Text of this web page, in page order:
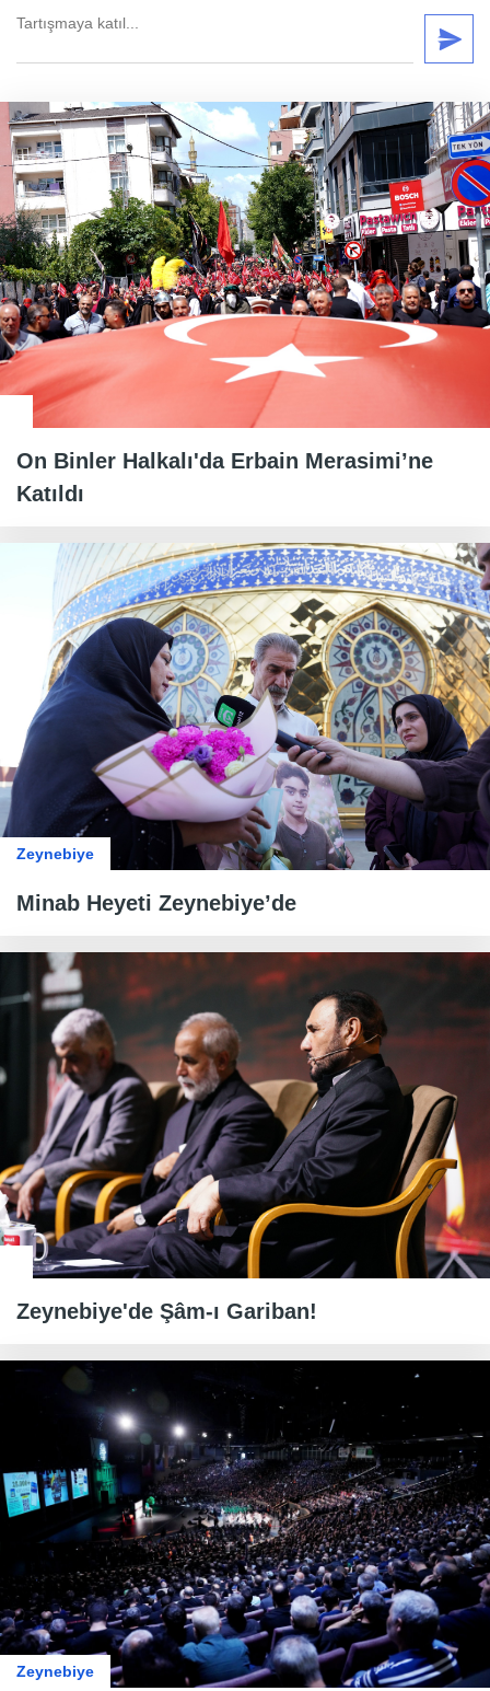
On Binler Halkalı'da Erbain Merasimi’ne
Katıldı
Zeynebiye
Minab Heyeti Zeynebiye’de
Zeynebiye'de Şâm-ı Gariban!
Zeynebiye